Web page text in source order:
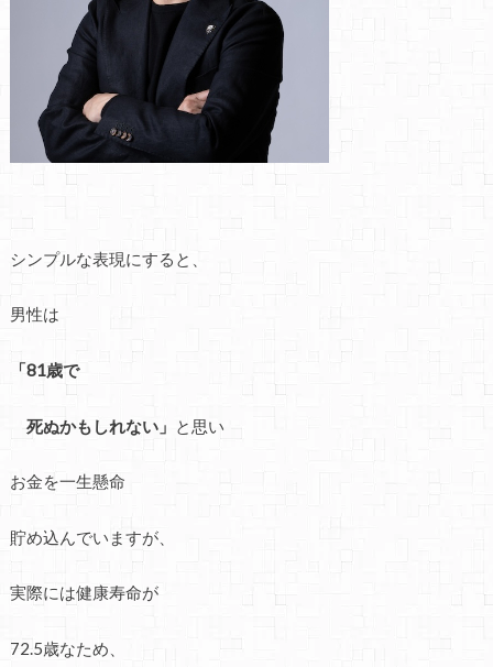
シンプルな表現にすると、
男性は
「81歳で
死ぬかもしれない」 と思い
お金を一生懸命
貯め込んでいますが、
実際には健康寿命が
72.5歳なため、